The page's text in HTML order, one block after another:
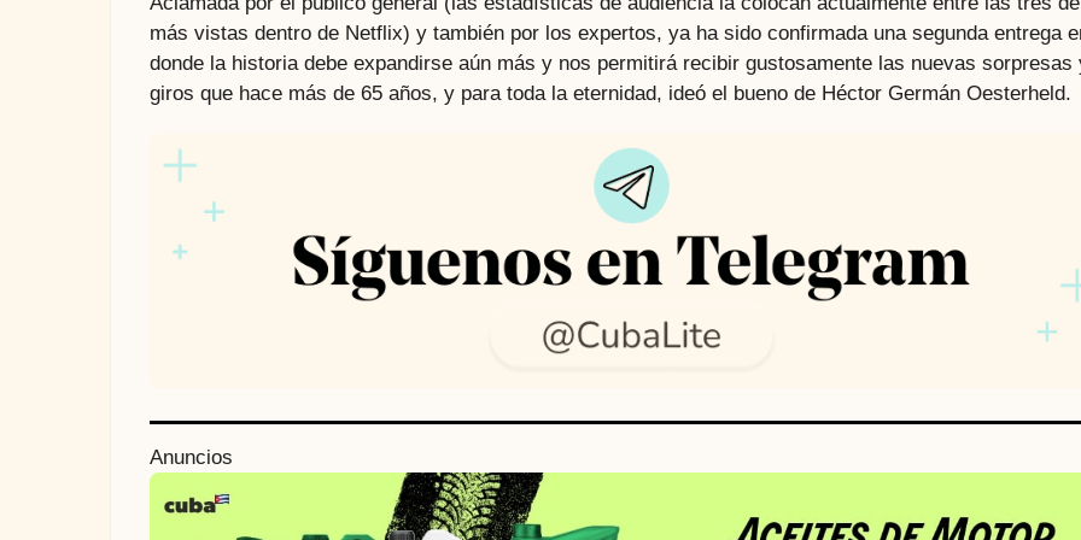
más vistas dentro de Netflix) y también por los expertos, ya ha sido confirmada una segunda entrega
donde la historia debe expandirse aún más y nos permitirá recibir gustosamente las nuevas sorpresas
giros que hace más de 65 años, y para toda la eternidad, ideó el bueno de Héctor Germán Oesterheld.
Anuncios
P
o